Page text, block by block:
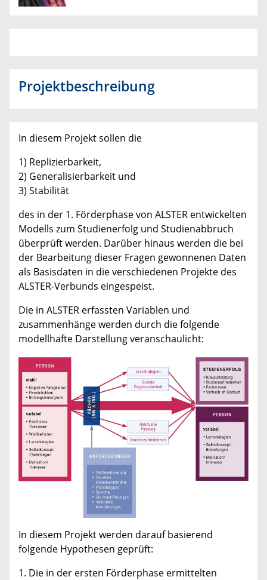
Projektbeschreibung
In diesem Projekt sollen die
1) Replizierbarkeit,
2) Generalisierbarkeit und
3) Stabilität
des in der 1. Förderphase von ALSTER entwickelten
Modells zum Studienerfolg und Studienabbruch
überprüft werden. Darüber hinaus werden die bei
der Bearbeitung dieser Fragen gewonnenen Daten
als Basisdaten in die verschiedenen Projekte des
ALSTER-Verbunds eingespeist.
Die in ALSTER erfassten Variablen und
zusammenhänge werden durch die folgende
modellhafte Darstellung veranschaulicht:
In diesem Projekt werden darauf basierend
folgende Hypothesen geprüft:
1. Die in der ersten Förderphase ermittelten